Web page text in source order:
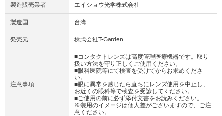
製造販売業者 エイショウ光学株式会社
製造国 台湾
発売元 株式会社T-Garden
注意事項
■コンタクトレンズは高度管理医療機器です。取り
扱い方法を守り正しくご使用ください。
■眼科医院等にて検査を受けてからお求めくださ
い。
■眼に異常を感じたら直ちにレンズ使用を中止し、
お近くの眼科等で検査を受診してください。
■ご使用の前に必ず添付文書をお読みください。
※装用のイメージは個人差がございますので、ご注
意ください。